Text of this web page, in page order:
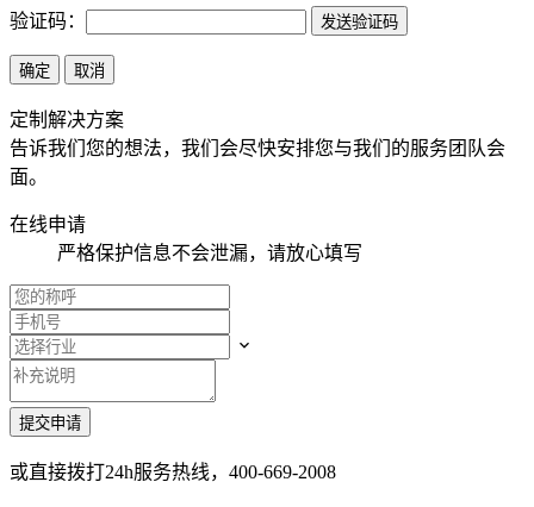
验证码：
定制解决方案
告诉我们您的想法，我们会尽快安排您与我们的服务团队会
面。
在线申请
严格保护信息不会泄漏，请放心填写
或直接拨打24h服务热线， 400-669-2008